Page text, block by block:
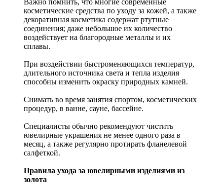
Важно помнить, что многие современные
косметические средства по уходу за кожей, а также
декоративная косметика содержат ртутные
соединения; даже небольшое их количество
воздействует на благородные металлы и их
сплавы.
При воздействии быстроменяющихся температур,
длительного источника света и тепла изделия
способны изменить окраску природных камней.
Снимать во время занятия спортом, косметических
процедур, в ванне, сауне, бассейне.
Специалисты обычно рекомендуют чистить
ювелирные украшения не менее одного раза в
месяц, а также регулярно протирать фланелевой
салфеткой.
Правила ухода за ювелирными изделиями из
золота